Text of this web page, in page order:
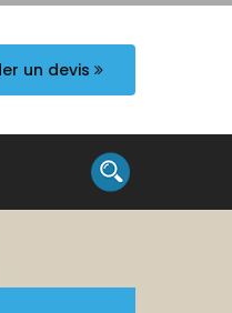
un devis